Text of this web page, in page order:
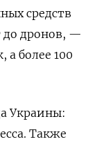
средств
дронов, —
более 100
Украины:
Также